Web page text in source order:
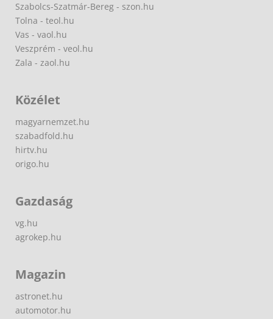
Szabolcs-Szatmár-Bereg - szon.hu
Tolna - teol.hu
Vas - vaol.hu
Veszprém - veol.hu
Zala - zaol.hu
Közélet
magyarnemzet.hu
szabadfold.hu
hirtv.hu
origo.hu
Gazdaság
vg.hu
agrokep.hu
Magazin
astronet.hu
automotor.hu